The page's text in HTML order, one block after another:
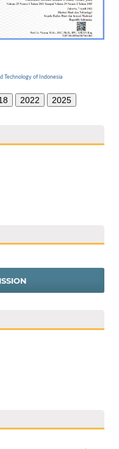
Technology of Indonesia
2022 2025